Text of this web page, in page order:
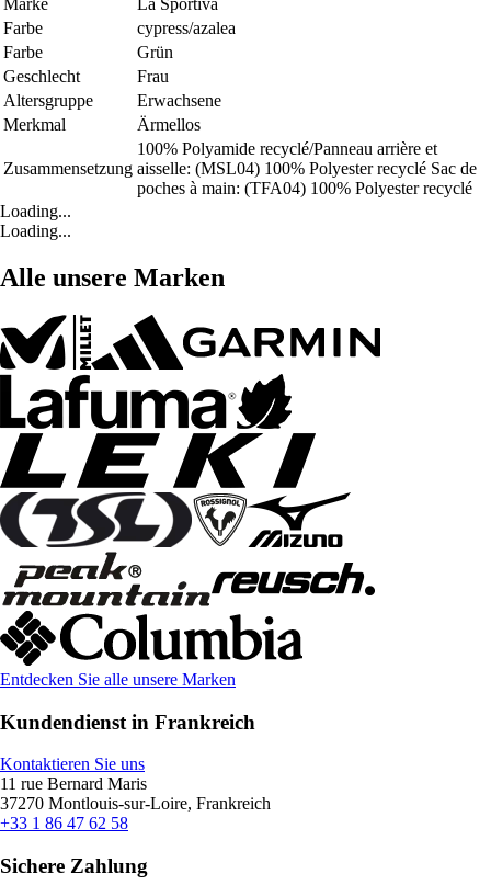
Marke
La Sportiva
Farbe
cypress/azalea
Farbe
Grün
Geschlecht
Frau
Altersgruppe
Erwachsene
Merkmal
Ärmellos
Zusammensetzung
100% Polyamide recyclé/Panneau arrière et
aisselle: (MSL04) 100% Polyester recyclé Sac de
poches à main: (TFA04) 100% Polyester recyclé
Loading...
Loading...
Alle unsere Marken
Entdecken Sie alle unsere Marken
Kundendienst in Frankreich
Kontaktieren Sie uns
11 rue Bernard Maris
37270 Montlouis-sur-Loire, Frankreich
+33 1 86 47 62 58
Sichere Zahlung